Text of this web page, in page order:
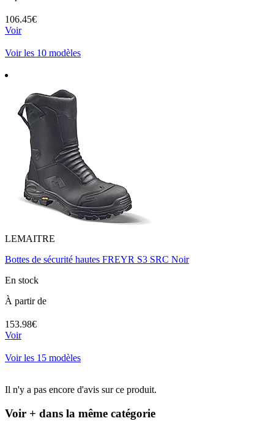
106.45€
Voir
Voir les 10 modèles
LEMAITRE
Bottes de sécurité hautes FREYR S3 SRC Noir
En stock
À partir de
153.98€
Voir
Voir les 15 modèles
Il n'y a pas encore d'avis sur ce produit.
Voir + dans la même catégorie